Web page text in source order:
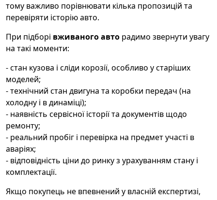
тому важливо порівнювати кілька пропозицій та
перевіряти історію авто.
При підборі вживаного авто радимо звернути увагу
на такі моменти:
- стан кузова і сліди корозії, особливо у старіших
моделей;
- технічний стан двигуна та коробки передач (на
холодну і в динаміці);
- наявність сервісної історії та документів щодо
ремонту;
- реальний пробіг і перевірка на предмет участі в
аваріях;
- відповідність ціни до ринку з урахуванням стану і
комплектації.
Якщо покупець не впевнений у власній експертизі,